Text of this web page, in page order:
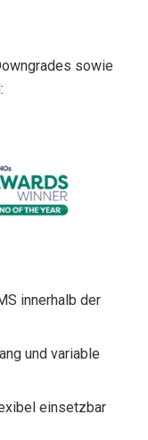
sowie
innerhalb der
und variable
einsetzbar